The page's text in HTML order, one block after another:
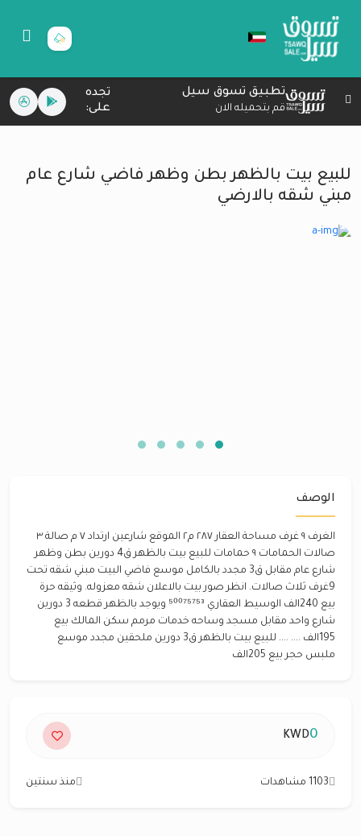
تطبيق تسوق سيل
قم بتحميله الان
تجده
على:
للبيع بيت بالظهر بطن وظهر فاضي شارع عام
مبني شقه بالارضي
الوصف
الغرف ٩ غرف مساحة العقار ٢٨٧ م٢ الموقع شارعين ارتداد ٧ م صالة ٣
صالات الحمامات ٩ حمامات للبيع بيت بالظهر ق4 دورين بطن وظهر
شارع عام مقابل ق3 مجدد بالكامل موسع فاضي البيت مبني شقه تحت
9غرف ثلاث صالات. انظر صور بيت بالاعلان شقه معزوله. وثيقه حرة
بيع 240الف الوسيط العقاري ⁵⁰⁰⁷⁵⁷⁵³ ويوجد بالظهر قطعه 3 دورين
شارع واحد مقابل مسجد وساحه خدمات مرمم سكن المالك بيع
195الف .... .... للبيع بيت بالظهر ق3 دورين ملحقين مجدد موسع
ملبس حجر بيع 205الف
0
KWD
1103 مشاهدات منذ سنتين